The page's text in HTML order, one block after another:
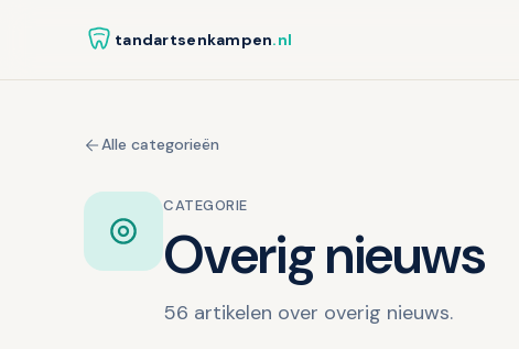
tandartsenkampen.nl
Alle categorieën
CATEGORIE
Overig nieuws
56 artikelen over overig nieuws.